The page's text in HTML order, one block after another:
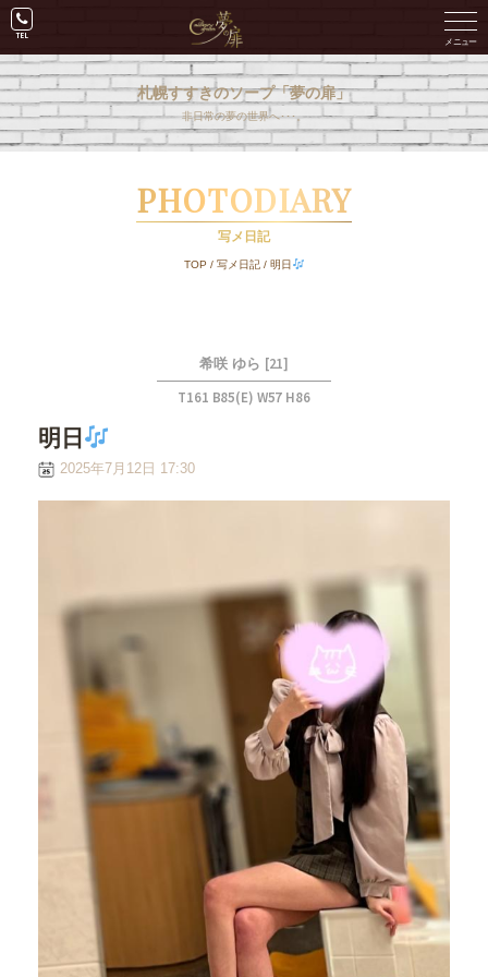
札幌すすきのソープ「夢の扉」
非日常の夢の世界へ･･･。
PHOTODIARY
写メ日記
TOP / 写メ日記/ 明日
希咲 ゆら [21]
T161 B85(E) W57 H86
明日
2025年7月12日 17:30